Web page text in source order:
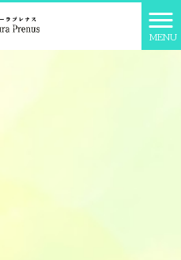
MENU